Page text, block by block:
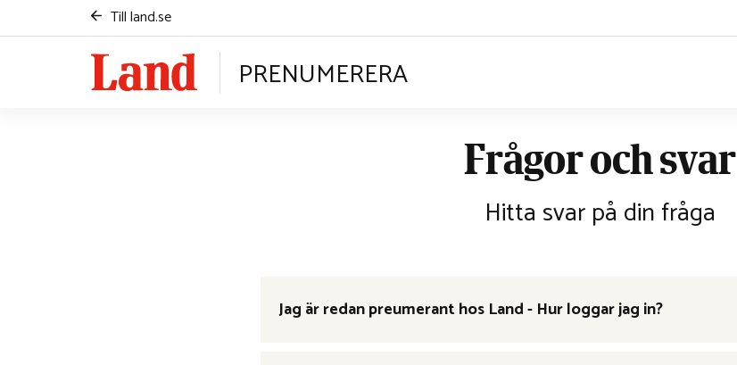
Tillland.se
PRENUMERERA
Frågor och svar
Hitta svar på din fråga
Jag är redan preumerant hos Land - Hur loggar jag in?